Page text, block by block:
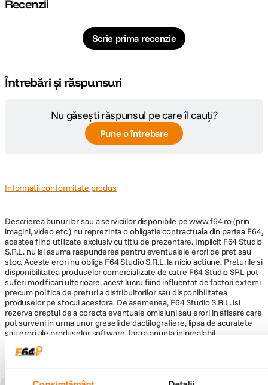
Rezolutie video 2K 2560x1440
Lentile Sticla in 6 straturi
Lungimea fragmentelor video 1 min
Camera din spate inclusa in pachet
Unghi de vizualizare 136°
Suport Adeziv 3M
Rotire camera 360°
Linii de parcare Nu
Afisaj
Dimensiune ecran 2"
Tip ecran IPS
Rezolutie 320х240
DETALII PRODUCATOR
Recenzii
Scrie prima recenzie
Întrebări și răspunsuri
Nu găsești răspunsul pe care îl cauți?
Pune o întrebare
Informatii conformitate produs
Descrierea bunurilor sau a serviciilor disponibile pewww.f64.ro(prin
imagini, video etc.) nu reprezinta o obligatie contractuala din partea F64,
acestea fiind utilizate exclusiv cu titlu de prezentare. Implicit F64 Studio
S.R.L. nu isi asuma raspunderea pentru eventualele erori de pret sau
stoc. Aceste erori nu obliga F64 Studio S.R.L. la nicio actiune. Preturile si
disponibilitatea produselor comercializate de catre F64 Studio SRL pot
suferi modificari ulterioare, acest lucru fiind influentat de factori externi
precum politica de preturi a distribuitorilor sau disponibilitatea
produselor pe stocul acestora. De asemenea, F64 Studio S.R.L. isi
rezerva dreptul de a corecta eventuale omisiuni sau erori in afisare care
pot surveni in urma unor greseli de dactilografiere, lipsa de acuratete
sau erori ale produselor software, fara a anunta in prealabil.
S-ar putea să-ți placă și